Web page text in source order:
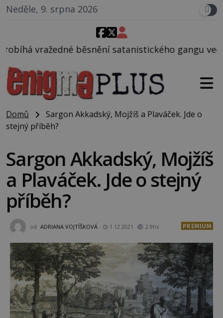
Neděle, 9. srpna 2026
satanistického gangu vedeného Charlesem
Domů
Sargon Akkadský, Mojžíš a Plaváček. Jde o
stejný příběh?
Sargon Akkadský, Mojžíš
a Plaváček. Jde o stejný
příběh?
od ADRIANA VOJTÍŠKOVÁ 1.12.2021 2.9tis PREMIUM